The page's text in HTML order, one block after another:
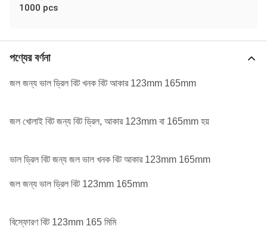
1000 pcs
পণ্যের বর্ণনা
জল জন্য ভাল ড্রিল বিট খনক বিট আকার 123mm 165mm
জল খোলাই বিট জন্য বিট ড্রিল, আকার 123mm বা 165mm হয়
ভাল ড্রিল বিট জন্য জল ভাল খনক বিট আকার 123mm 165mm
জল জন্য ভাল ড্রিল বিট 123mm 165mm
বিস্ফোরণ বিট 123mm 165 মিমি